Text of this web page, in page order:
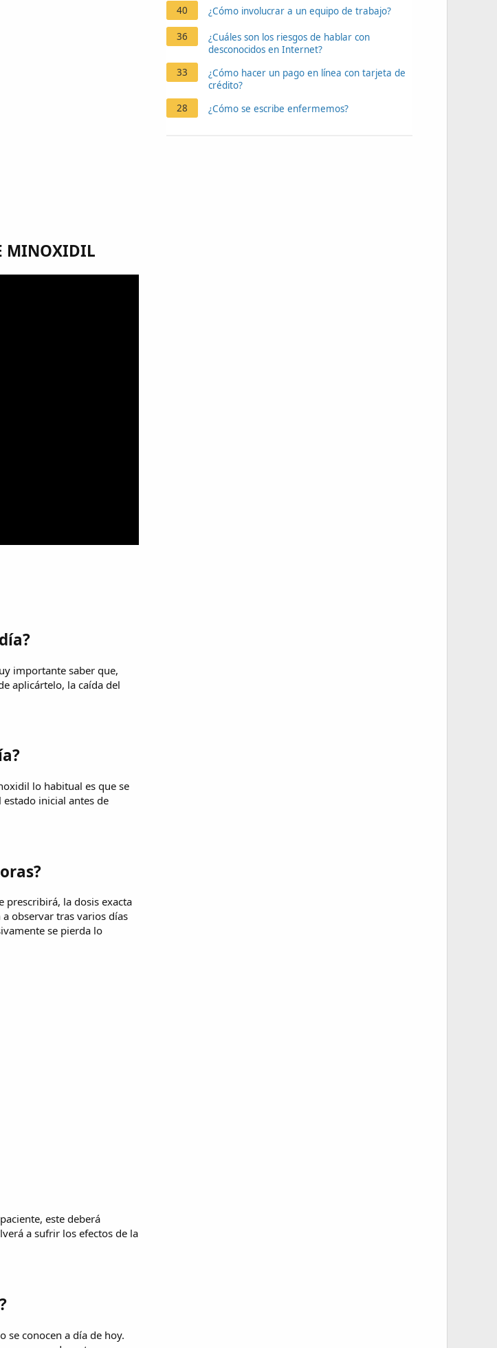
MINOXIDIL
importante saber que,
aplicártelo, la caída del
lo habitual es que se
inicial antes de
prescribirá, la dosis exacta
observar tras varios días
se pierda lo
este deberá
a sufrir los efectos de la
se conocen a día de hoy.
40 ¿Cómo involucrar a un equipo de trabajo?
36
¿Cuáles son los riesgos de hablar con
desconocidos en Internet?
33
¿Cómo hacer un pago en línea con tarjeta de
crédito?
28
¿Cómo se escribe enfermemos?